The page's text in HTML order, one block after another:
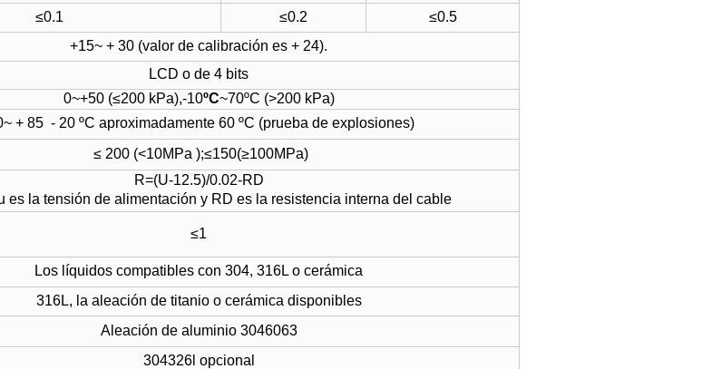
≤0.1 ≤0.2
≤0.5
+15~ + 30 (valor de calibración es + 24).
LCD o de 4 bits
0~+50(≤200 kPa),-10ºC~70ºC (>200 kPa)
~ + 85 - 20 ºC aproximadamente 60 ºC (prueba de explosiones)
≤ 200(<10MPa );≤150(≥100MPa)
R=(U-12.5)/0.02-RD
es la tensión de alimentación y RD es la resistencia interna del cable
≤1
Los líquidos compatibles con 304, 316L o cerámica
316L, la aleación de titanio o cerámica disponibles
Aleación de aluminio 3046063
304326l opcional